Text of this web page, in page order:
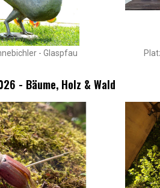
- Glaspfau
- Bäume, Holz & Wald